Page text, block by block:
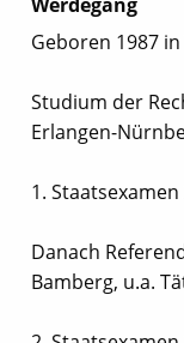
Geboren 1987
Studium der
Erlangen-
1. Staatsexamen
Danach
Bamberg, u.a.